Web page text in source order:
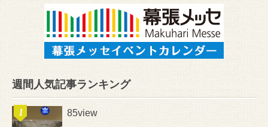
週間人気記事ランキング
85view